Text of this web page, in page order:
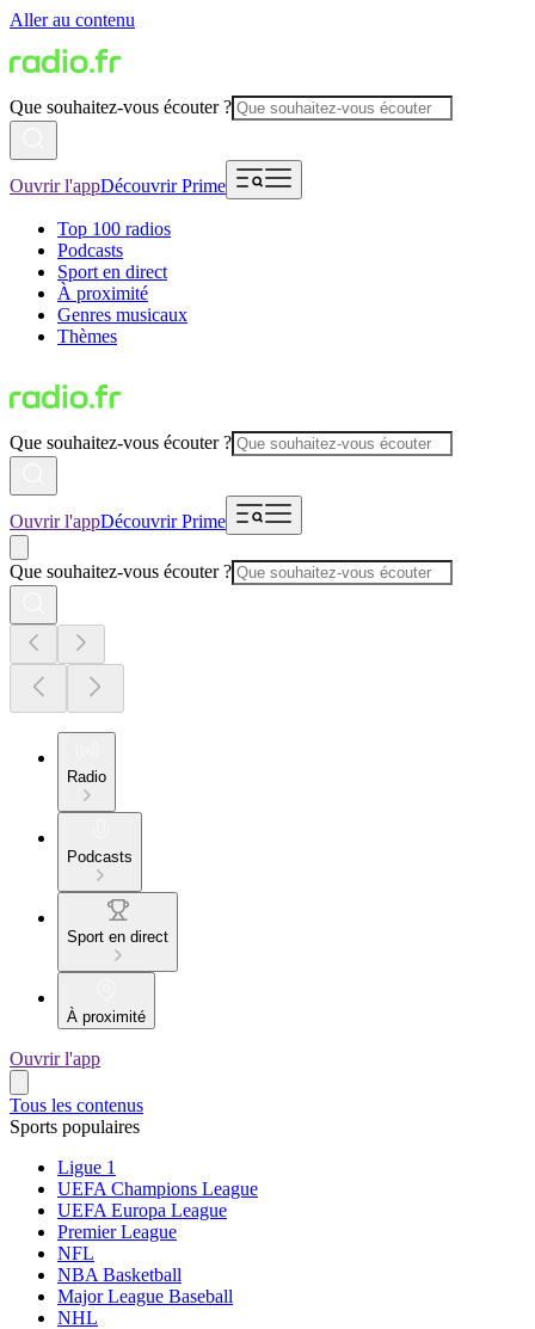
Aller au contenu
Que souhaitez-vous écouter ?
Ouvrir l'appDécouvrir Prime
Top 100 radios
Podcasts
Sport en direct
À proximité
Genres musicaux
Thèmes
Que souhaitez-vous écouter ?
Ouvrir l'appDécouvrir Prime
Que souhaitez-vous écouter ?
Radio
Podcasts
Sport en direct
À proximité
Ouvrir l'app
Tous les contenus
Sports populaires
Ligue 1
UEFA Champions League
UEFA Europa League
Premier League
NFL
NBA Basketball
Major League Baseball
NHL